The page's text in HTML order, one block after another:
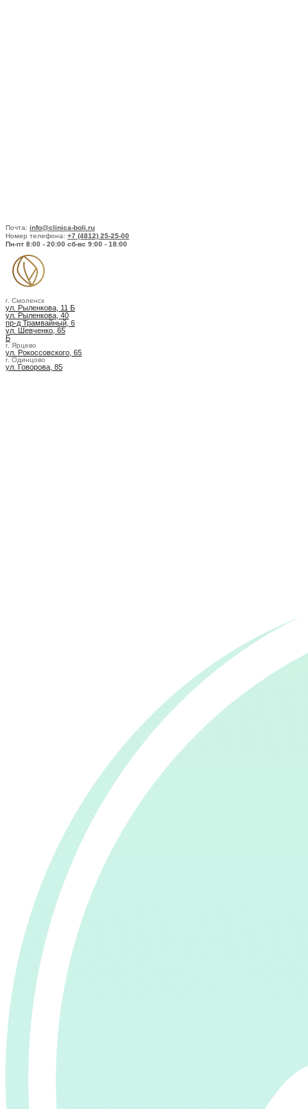
Почта: info@clinica-boli.ru
Номер телефона: +7 (4812) 25-25-00
Пн-пт 8:00 - 20:00 сб-вс 9:00 - 18:00
г. Смоленск
ул. Рыленкова, 11 Б
ул. Рыленкова, 40
пр-д Трамвайный, 6
ул. Шевченко, 65
Б
г. Ярцево
ул. Рокоссовского, 65
г. Одинцово
ул. Говорова, 85